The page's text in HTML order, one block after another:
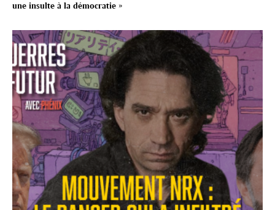
une insulte à la démocratie »